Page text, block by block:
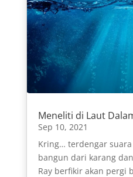
Meneliti di Laut
Sep 10, 2021
Kring… terdengar suara
bangun dari karang
Ray berfikir akan pergi